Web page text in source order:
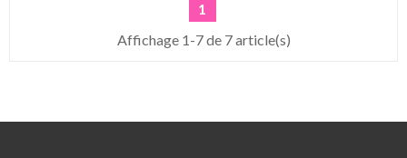
1
Affichage 1-7 de 7 article(s)